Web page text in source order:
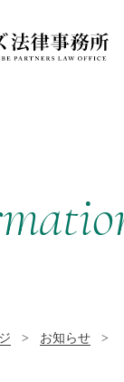
> お知らせ >